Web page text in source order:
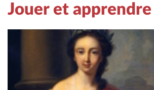
Jouer et apprendre